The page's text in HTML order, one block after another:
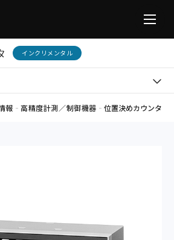
インクリメンタル
報 - 高精度計測／制御機器 - 位置決めカウンタ